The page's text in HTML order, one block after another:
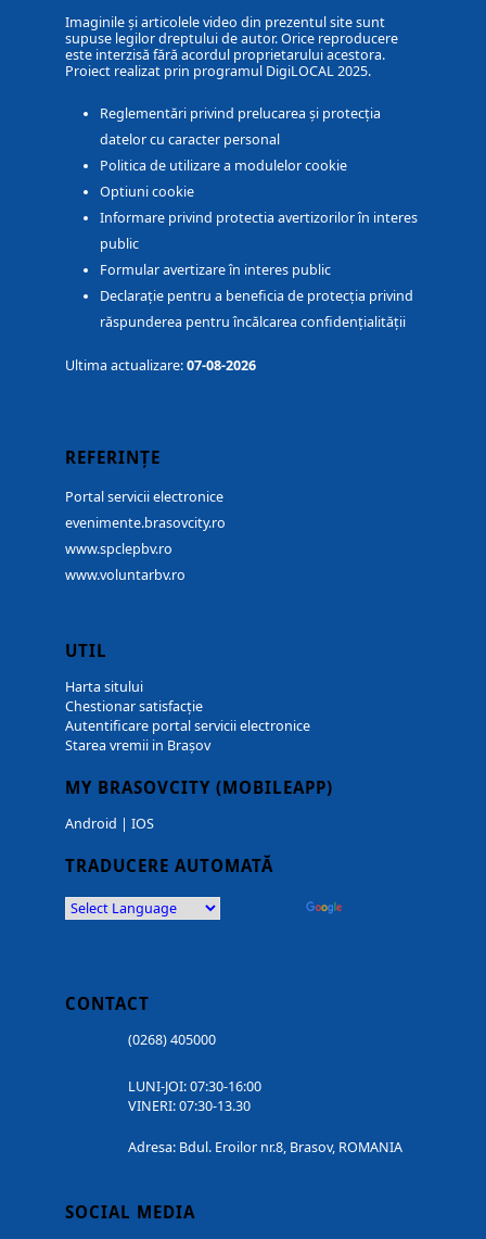
Imaginile și articolele video din prezentul site sunt
supuse legilor dreptului de autor. Orice reproducere
este interzisă fără acordul proprietarului acestora.
Proiect realizat prin programul DigiLOCAL 2025.
Reglementări privind prelucarea și protecția
datelor cu caracter personal
Politica de utilizare a modulelor cookie
Optiuni cookie
Informare privind protectia avertizorilor în interes
public
Formular avertizare în interes public
Declarație pentru a beneficia de protecția privind
răspunderea pentru încălcarea confidențialității
Ultima actualizare:07-08-2026
REFERINȚE
Portal servicii electronice
evenimente.brasovcity.ro
www.spclepbv.ro
www.voluntarbv.ro
UTIL
Harta sitului
Chestionar satisfacție
Autentificare portal servicii electronice
Starea vremii in Brașov
MY BRASOVCITY (MOBILEAPP)
Android | IOS
TRADUCERE AUTOMATĂ
CONTACT
(0268) 405000
LUNI-JOI: 07:30-16:00
VINERI: 07:30-13.30
Adresa: Bdul. Eroilor nr.8, Brasov, ROMANIA
SOCIAL MEDIA